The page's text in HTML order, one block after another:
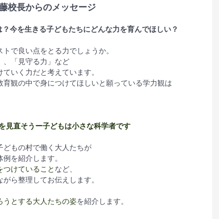
校長からのメッセージ
今を生きる子どもたちにどんな力を育んでほしい？
で良い点をとる力でしょうか。
、「見守る力」など
いく力だと考えています。
観の中で身につけてほしいと願っている学力観は
見直そうー子どもは小さな科学者です
どもの村で働く大人たちが
例を紹介します。
つけていること など、
ら整理してお伝えします。
うとする大人たちの姿を紹介します。